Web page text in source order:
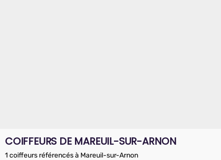
COIFFEURS DE MAREUIL-SUR-ARNON
1 coiffeurs référencés à Mareuil-sur-Arnon